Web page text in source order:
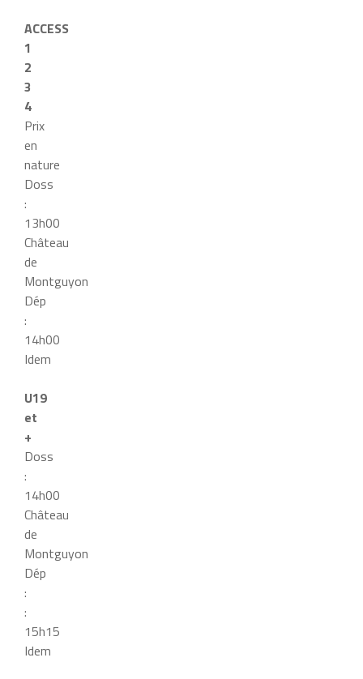
ACCESS
1
2
3
4
Prix
en
nature
Doss
:
13h00
Château
de
Montguyon
Dép
:
14h00
Idem
U19
et
+
Doss
:
14h00
Château
de
Montguyon
Dép
:
:
15h15
Idem